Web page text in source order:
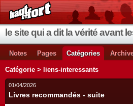
le site qui a dit la vérité avant
Notes Pages Catégories
Catégorie > liens-interessants
01/04/2026
Livres recommandés - suite